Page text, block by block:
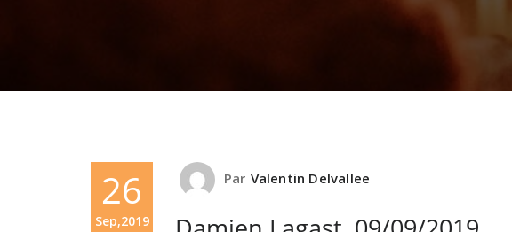
26
Sep,2019
Par Valentin Delvallee